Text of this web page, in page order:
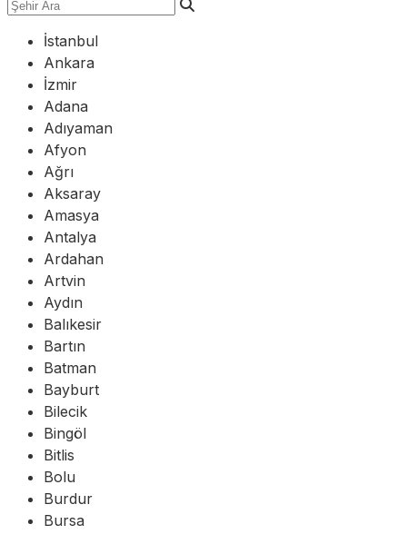
İstanbul
Ankara
İzmir
Adana
Adıyaman
Afyon
Ağrı
Aksaray
Amasya
Antalya
Ardahan
Artvin
Aydın
Balıkesir
Bartın
Batman
Bayburt
Bilecik
Bingöl
Bitlis
Bolu
Burdur
Bursa